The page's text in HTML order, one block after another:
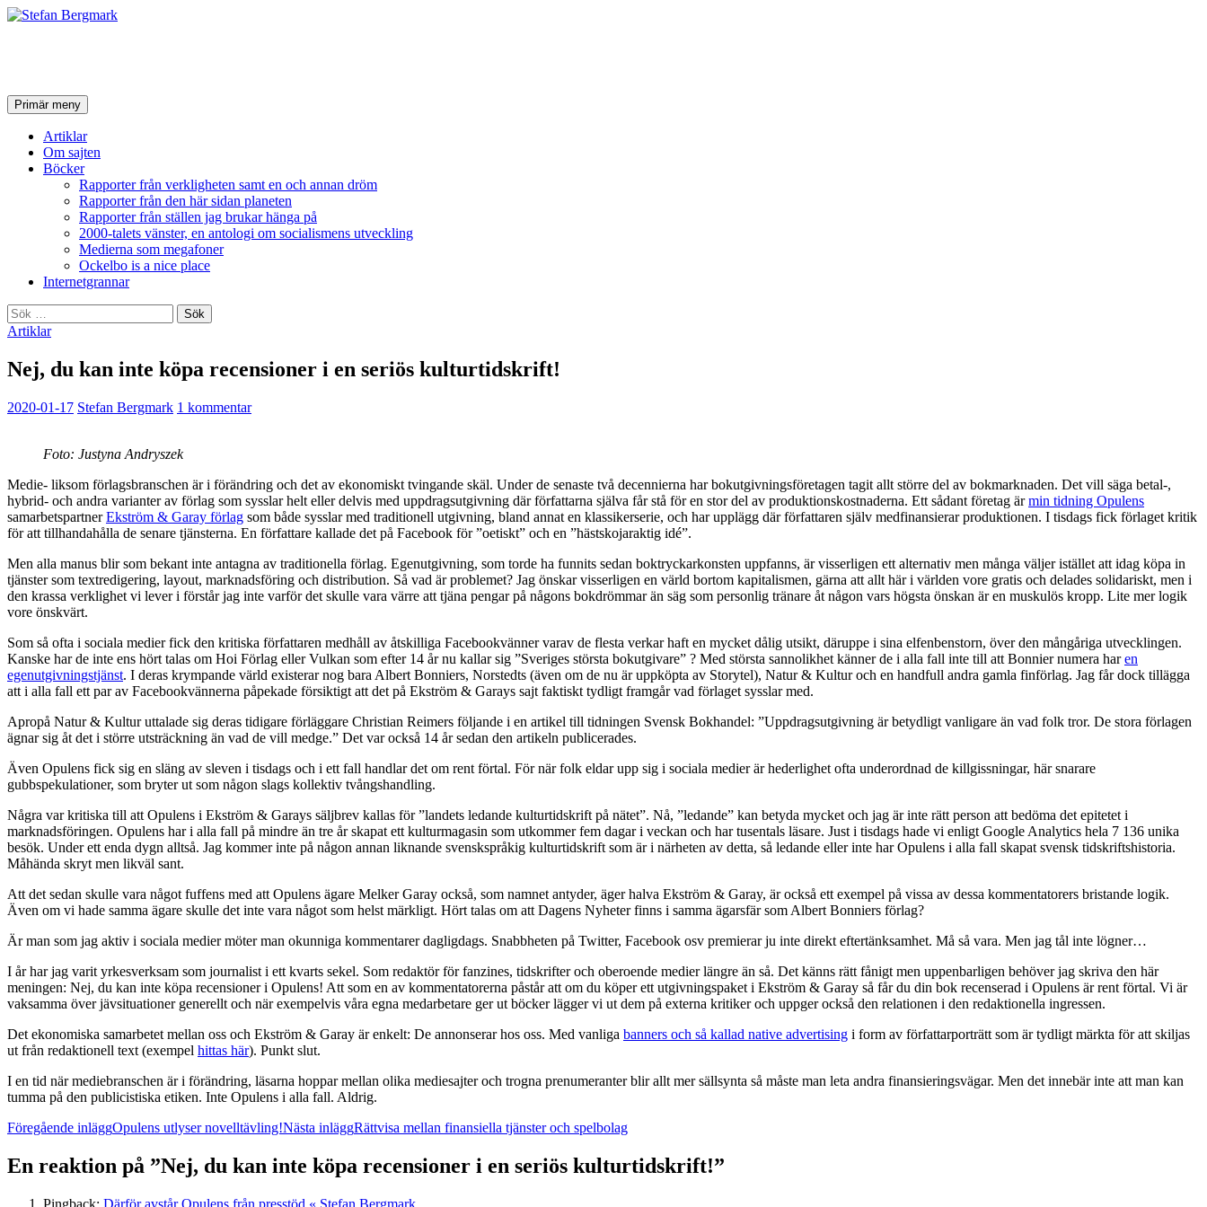
SökPrimär meny Hoppa
till
innehåll
Artiklar
Om sajten
Böcker
Rapporter från verkligheten samt en och annan dröm
Rapporter från den här sidan planeten
Rapporter från ställen jag brukar hänga på
2000-talets vänster, en antologi om socialismens utveckling
Medierna som megafoner
Ockelbo is a nice place
Internetgrannar
Sök
efter:
Artiklar
Nej, du kan inte köpa recensioner i en seriös kulturtidskrift!
2020-01-17 Stefan Bergmark 1 kommentar
Foto: Justyna Andryszek
Medie- liksom förlagsbranschen är i förändring och det av ekonomiskt tvingande skäl. Under de senaste två decennierna har bokutgivningsföretagen tagit allt större del av bokmarknaden. Det vill säga betal-,
hybrid- och andra varianter av förlag som sysslar helt eller delvis med uppdragsutgivning där författarna själva får stå för en stor del av produktionskostnaderna. Ett sådant företag ärmin tidning Opulens
samarbetspartnerEkström & Garay förlag som både sysslar med traditionell utgivning, bland annat en klassikerserie, och har upplägg där författaren själv medfinansierar produktionen. I tisdags fick förlaget kritik
för att tillhandahålla de senare tjänsterna. En författare kallade det på Facebook för ”oetiskt” och en ”hästskojaraktig idé”.
Men alla manus blir som bekant inte antagna av traditionella förlag. Egenutgivning, som torde ha funnits sedan boktryckarkonsten uppfanns, är visserligen ett alternativ men många väljer istället att idag köpa in
tjänster som textredigering, layout, marknadsföring och distribution. Så vad är problemet? Jag önskar visserligen en värld bortom kapitalismen, gärna att allt här i världen vore gratis och delades solidariskt, men i
den krassa verklighet vi lever i förstår jag inte varför det skulle vara värre att tjäna pengar på någons bokdrömmar än säg som personlig tränare åt någon vars högsta önskan är en muskulös kropp. Lite mer logik
vore önskvärt.
Som så ofta i sociala medier fick den kritiska författaren medhåll av åtskilliga Facebookvänner varav de flesta verkar haft en mycket dålig utsikt, däruppe i sina elfenbenstorn, över den mångåriga utvecklingen.
Kanske har de inte ens hört talas om Hoi Förlag eller Vulkan som efter 14 år nu kallar sig ”Sveriges största bokutgivare” ? Med största sannolikhet känner de i alla fall inte till att Bonnier numera haren
egenutgivningstjänst. I deras krympande värld existerar nog bara Albert Bonniers, Norstedts (även om de nu är uppköpta av Storytel), Natur & Kultur och en handfull andra gamla finförlag. Jag får dock tillägga
att i alla fall ett par av Facebookvännerna påpekade försiktigt att det på Ekström & Garays sajt faktiskt tydligt framgår vad förlaget sysslar med.
Apropå Natur & Kultur uttalade sig deras tidigare förläggare Christian Reimers följande i en artikel till tidningen Svensk Bokhandel: ”Uppdragsutgivning är betydligt vanligare än vad folk tror. De stora förlagen
ägnar sig åt det i större utsträckning än vad de vill medge.” Det var också 14 år sedan den artikeln publicerades.
Även Opulens fick sig en släng av sleven i tisdags och i ett fall handlar det om rent förtal. För när folk eldar upp sig i sociala medier är hederlighet ofta underordnad de killgissningar, här snarare
gubbspekulationer, som bryter ut som någon slags kollektiv tvångshandling.
Några var kritiska till att Opulens i Ekström & Garays säljbrev kallas för ”landets ledande kulturtidskrift på nätet”. Nå, ”ledande” kan betyda mycket och jag är inte rätt person att bedöma det epitetet i
marknadsföringen. Opulens har i alla fall på mindre än tre år skapat ett kulturmagasin som utkommer fem dagar i veckan och har tusentals läsare. Just i tisdags hade vi enligt Google Analytics hela 7 136 unika
besök. Under ett enda dygn alltså. Jag kommer inte på någon annan liknande svenskspråkig kulturtidskrift som är i närheten av detta, så ledande eller inte har Opulens i alla fall skapat svensk tidskriftshistoria.
Måhända skryt men likväl sant.
Att det sedan skulle vara något fuffens med att Opulens ägare Melker Garay också, som namnet antyder, äger halva Ekström & Garay, är också ett exempel på vissa av dessa kommentatorers bristande logik.
Även om vi hade samma ägare skulle det inte vara något som helst märkligt. Hört talas om att Dagens Nyheter finns i samma ägarsfär som Albert Bonniers förlag?
Är man som jag aktiv i sociala medier möter man okunniga kommentarer dagligdags. Snabbheten på Twitter, Facebook osv premierar ju inte direkt eftertänksamhet. Må så vara. Men jag tål inte lögner…
I år har jag varit yrkesverksam som journalist i ett kvarts sekel. Som redaktör för fanzines, tidskrifter och oberoende medier längre än så. Det känns rätt fånigt men uppenbarligen behöver jag skriva den här
meningen: Nej, du kan inte köpa recensioner i Opulens! Att som en av kommentatorerna påstår att om du köper ett utgivningspaket i Ekström & Garay så får du din bok recenserad i Opulens är rent förtal. Vi är
vaksamma över jävsituationer generellt och när exempelvis våra egna medarbetare ger ut böcker lägger vi ut dem på externa kritiker och uppger också den relationen i den redaktionella ingressen.
Det ekonomiska samarbetet mellan oss och Ekström & Garay är enkelt: De annonserar hos oss. Med vanliga banners och så kallad native advertising i form av författarporträtt som är tydligt märkta för att skiljas
ut från redaktionell text (exempel hittas här). Punkt slut.
I en tid när mediebranschen är i förändring, läsarna hoppar mellan olika mediesajter och trogna prenumeranter blir allt mer sällsynta så måste man leta andra finansieringsvägar. Men det innebär inte att man kan
tumma på den publicistiska etiken. Inte Opulens i alla fall. Aldrig.
Inläggsnavigering
Föregående inläggOpulens utlyser novelltävling!Nästa inläggRättvisa mellan finansiella tjänster och spelbolag
En reaktion på ”Nej, du kan inte köpa recensioner i en seriös kulturtidskrift!”
Pingback: Därför avstår Opulens från presstöd « Stefan Bergmark